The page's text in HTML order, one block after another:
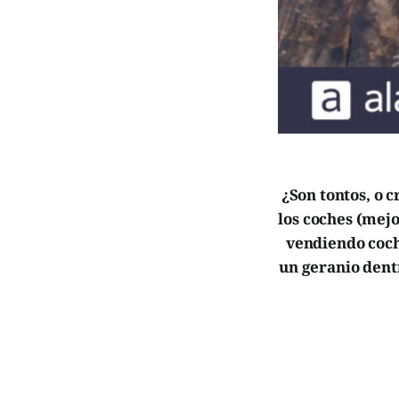
¿Son tontos, o
los coches
vendiendo
un geranio